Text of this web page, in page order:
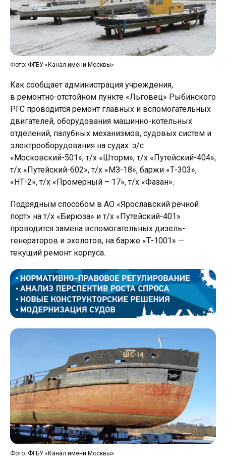
Фото: ФГБУ «Канал имени Москвы»
Как сообщает администрация учреждения,
в ремонтно-отстойном пункте «Льговец» Рыбинского
РГС проводится ремонт главных и вспомогательных
двигателей, оборудования машинно-котельных
отделений, палубных механизмов, судовых систем и
электрооборудования на судах: з/с
«Московский-501», т/х «Шторм», т/х «Путейский-404»,
т/х «Путейский-602», т/х «МЗ-18», баржи «Т-303»,
«НТ-2», т/х «Промерный – 17», т/х «Фазан».
Подрядным способом в АО «Ярославский речной
порт» на т/х «Бирюза» и т/х «Путейский-401»
проводится замена вспомогательных дизель-
генераторов и эхолотов, на барже «Т-1001» —
текущий ремонт корпуса.
Фото: ФГБУ «Канал имени Москвы»